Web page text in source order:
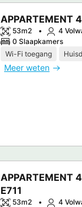
APPARTEMENT
53m2
4
0 Slaapkamers
Wi-Fi toegang
Meer weten
APPARTEMENT
E711
53m2
4